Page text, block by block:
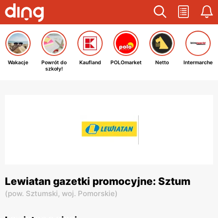
Wakacje
Powrót do
szkoły!
Kaufland POLOmarket Netto Intermarche
Lewiatan gazetki promocyjne: Sztum
(pow. Sztumski, woj. Pomorskie)